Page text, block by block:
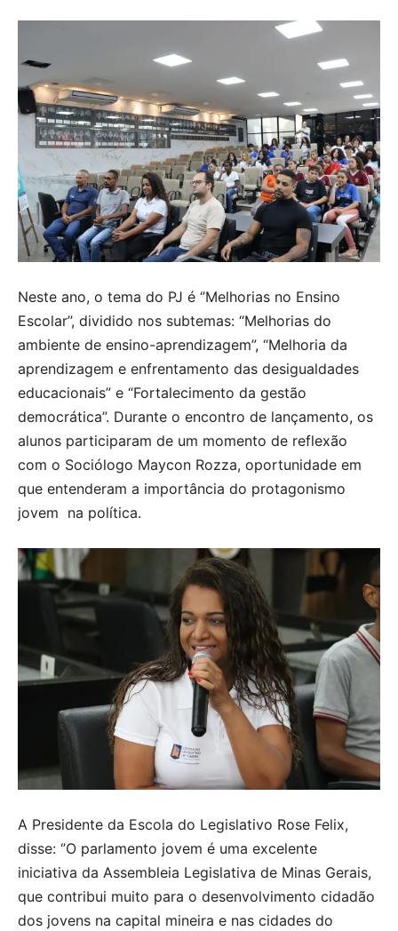
Neste ano, o tema do PJ é ‘’Melhorias no Ensino
Escolar’’, dividido nos subtemas: “Melhorias do
ambiente de ensino-aprendizagem”, “Melhoria da
aprendizagem e enfrentamento das desigualdades
educacionais” e “Fortalecimento da gestão
democrática”. Durante o encontro de lançamento, os
alunos participaram de um momento de reflexão
com o Sociólogo Maycon Rozza, oportunidade em
que entenderam a importância do protagonismo
jovem na política.
A Presidente da Escola do Legislativo Rose Felix,
disse: ‘’O parlamento jovem é uma excelente
iniciativa da Assembleia Legislativa de Minas Gerais,
que contribui muito para o desenvolvimento cidadão
dos jovens na capital mineira e nas cidades do